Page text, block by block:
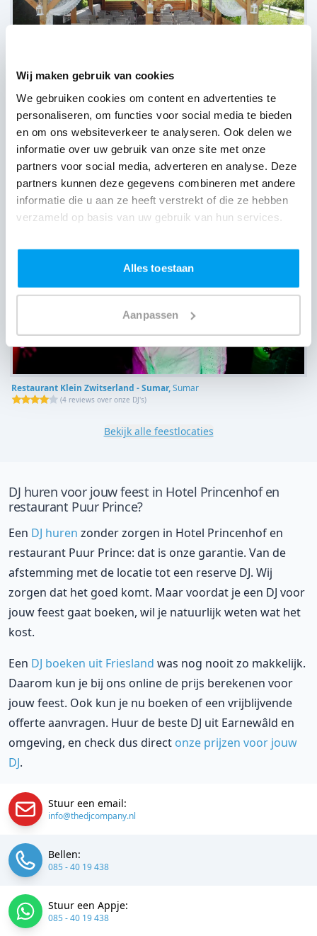
Wij maken gebruik van cookies
We gebruiken cookies om content en advertenties te
personaliseren, om functies voor social media te bieden
en om ons websiteverkeer te analyseren. Ook delen we
informatie over uw gebruik van onze site met onze
partners voor social media, adverteren en analyse. Deze
partners kunnen deze gegevens combineren met andere
informatie die u aan ze heeft verstrekt of die ze hebben
verzameld op basis van uw gebruik van hun services.
Alles toestaan
Aanpassen
Activiteitenboerderij De Wartenster,Wartena
(4 reviews over onze DJ's)
Restaurant Klein Zwitserland - Sumar,Sumar
(4 reviews over onze DJ's)
Bekijk alle feestlocaties
DJ huren voor jouw feest in Hotel Princenhof en
restaurant Puur Prince?
Een DJ huren zonder zorgen in Hotel Princenhof en
restaurant Puur Prince: dat is onze garantie. Van de
afstemming met de locatie tot een reserve DJ. Wij
zorgen dat het goed komt. Maar voordat je een DJ voor
jouw feest gaat boeken, wil je natuurlijk weten wat het
kost.
Een DJ boeken uit Friesland was nog nooit zo makkelijk.
Daarom kun je bij ons online de prijs berekenen voor
jouw feest. Ook kun je nu boeken of een vrijblijvende
offerte aanvragen. Huur de beste DJ uit Earnewâld en
omgeving, en check dus direct onze prijzen voor jouw
DJ.
Stuur een email:
info@thedjcompany.nl
Bellen:
085 - 40 19 438
Stuur een Appje:
085 - 40 19 438